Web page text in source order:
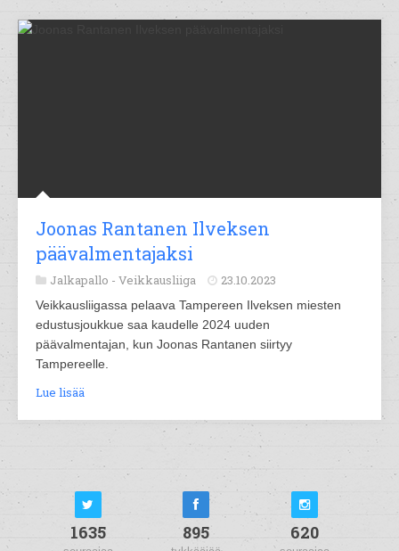
Joonas Rantanen Ilveksen
päävalmentajaksi
Jalkapallo - Veikkausliiga 23.10.2023
Veikkausliigassa pelaava Tampereen Ilveksen miesten
edustusjoukkue saa kaudelle 2024 uuden
päävalmentajan, kun Joonas Rantanen siirtyy
Tampereelle.
Lue lisää
1635 895 620